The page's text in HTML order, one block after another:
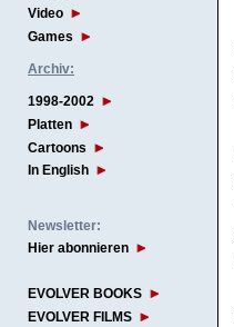
Video
Games
Archiv:
1998-2002
Platten
Cartoons
In English
Newsletter:
Hier abonnieren
EVOLVER BOOKS
EVOLVER FILMS